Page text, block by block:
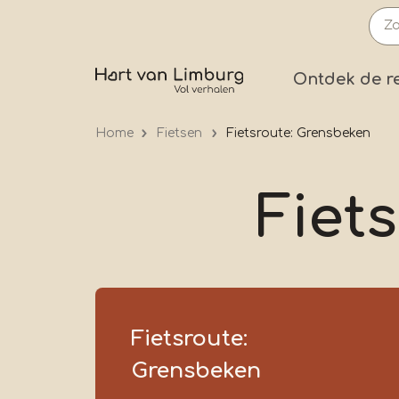
Ontdek de
Home Fietsen Fietsroute: Grensbeken
Fietsroute:
Grensbeken